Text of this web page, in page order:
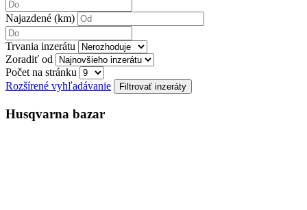
Najazdené (km)
Trvania inzerátu
Zoradiť od
Počet na stránku
Rozšírené vyhľadávanie
Husqvarna bazar